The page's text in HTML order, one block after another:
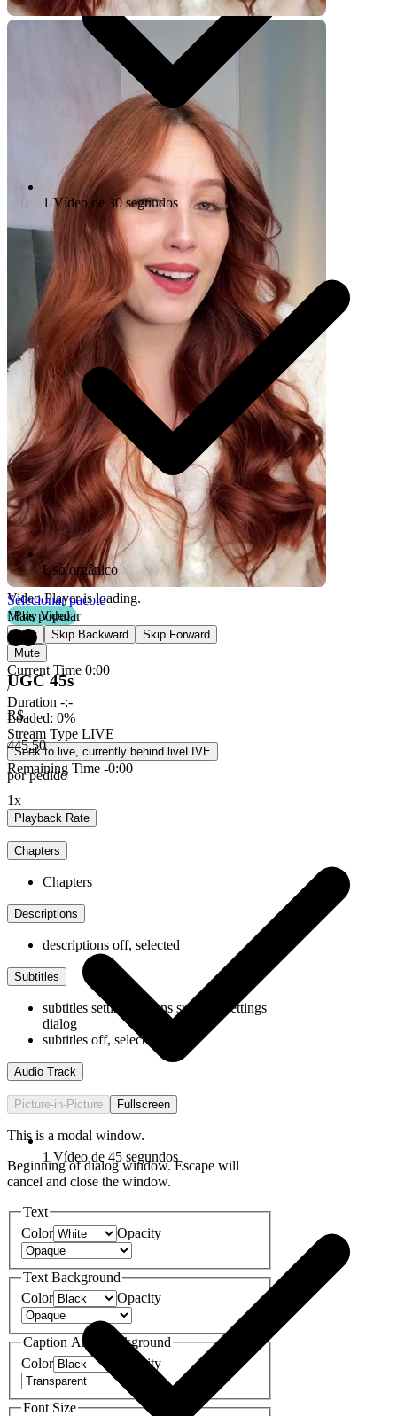
Video Player is loading.
Play Video
Play
Skip Backward
Skip Forward
Mute
Current Time 0:00
/
Duration -:-
Loaded: 0%
Stream Type LIVE
Seek to live, currently behind liveLIVE
Remaining Time -0:00
1x
Playback Rate
Chapters
Chapters
Descriptions
descriptions off, selected
Subtitles
subtitles settings
, opens subtitles settings
dialog
subtitles off, selected
Audio Track
Picture-in-Picture Fullscreen
This is a modal window.
Beginning of dialog window. Escape will
cancel and close the window.
Text
Color
Opacity
Text Background
Color
Opacity
Caption Area Background
Color
Opacity
Font Size
1 Vídeo de 30 segundos
Uso orgânico
Selecionar pacote
Mais popular
UGC 45s
R$
445,50
por pedido
1 Vídeo de 45 segundos